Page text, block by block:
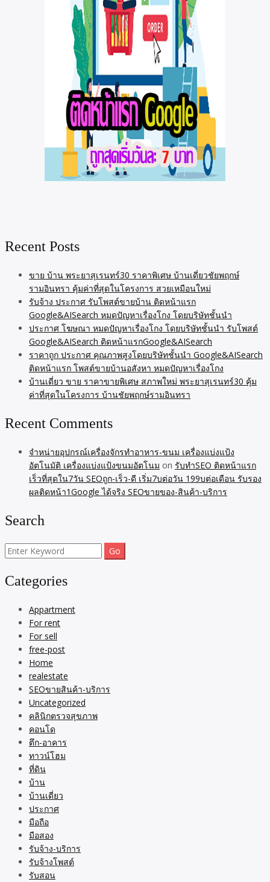
Recent Posts
ขาย บ้าน พระยาสุเรนทร์30 ราคาพิเศษ บ้านเดี่ยวชัยพฤกษ์
รามอินทรา คุ้มค่าที่สุดในโครงการ สวยเหมือนใหม่
รับจ้าง ประกาศ รับโพสต์ขายบ้าน ติดหน้าแรก
Google&AISearch หมดปัญหาเรื่องโกง โดยบริษัทชั้นนำ
ประกาศ โฆษณา หมดปัญหาเรื่องโกง โดยบริษัทชั้นนำ รับโพสต์
Google&AISearch ติดหน้าแรกGoogle&AISearch
ราคาถูก ประกาศ คุณภาพสูงโดยบริษัทชั้นนำ Google&AISearch
ติดหน้าแรก โพสต์ขายบ้านอสังหา หมดปัญหาเรื่องโกง
บ้านเดี่ยว ขาย ราคาขายพิเศษ สภาพใหม่ พระยาสุเรนทร์30 คุ้ม
ค่าที่สุดในโครงการ บ้านชัยพฤกษ์รามอินทรา
Recent Comments
จำหน่ายอุปกรณ์เครื่องจักรทำอาหาร-ขนม เครื่องแบ่งแป้ง
อัตโนมัติ เครื่องแบ่งแป้งขนมอัตโนม on รับทำSEO ติดหน้าแรก
เร็วที่สุดใน7วัน SEOถูก-เร็ว-ดี เริ่ม7บต่อวัน 199บต่อเดือน รับรอง
ผลติดหน้า1Google ได้จริง SEOขายของ-สินค้า-บริการ
Search
Search
for:
Categories
Appartment
For rent
For sell
free-post
Home
realestate
SEOขายสินค้า-บริการ
Uncategorized
คลินิกตรวจสุขภาพ
คอนโด
ตึก-อาคาร
ทาวน์โฮม
ที่ดิน
บ้าน
บ้านเดี่ยว
ประกาศ
มือถือ
มือสอง
รับจ้าง-บริการ
รับจ้างโพสต์
รับสอน